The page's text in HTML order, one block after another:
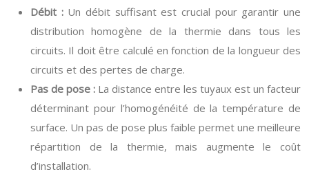
Débit : Un débit suffisant est crucial pour garantir une
distribution homogène de la thermie dans tous les
circuits. Il doit être calculé en fonction de la longueur des
circuits et des pertes de charge.
Pas de pose : La distance entre les tuyaux est un facteur
déterminant pour l’homogénéité de la température de
surface. Un pas de pose plus faible permet une meilleure
répartition de la thermie, mais augmente le coût
d’installation.